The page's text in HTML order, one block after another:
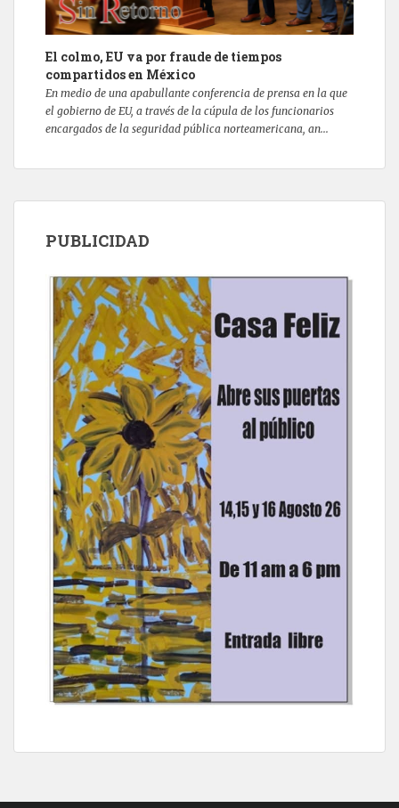
El colmo, EU va por fraude de tiempos
compartidos en México
En medio de una apabullante conferencia de prensa en la que
el gobierno de EU, a través de la cúpula de los funcionarios
encargados de la seguridad pública norteamericana, an...
PUBLICIDAD